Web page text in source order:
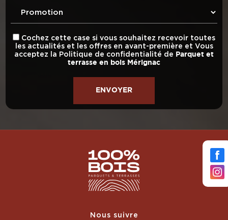
Cochez cette case si vous souhaitez recevoir toutes
les actualités et les offres en avant-première et Vous
acceptez la Politique de confidentialité de
Parquet et
terrasse en bois Mérignac
Nous suivre